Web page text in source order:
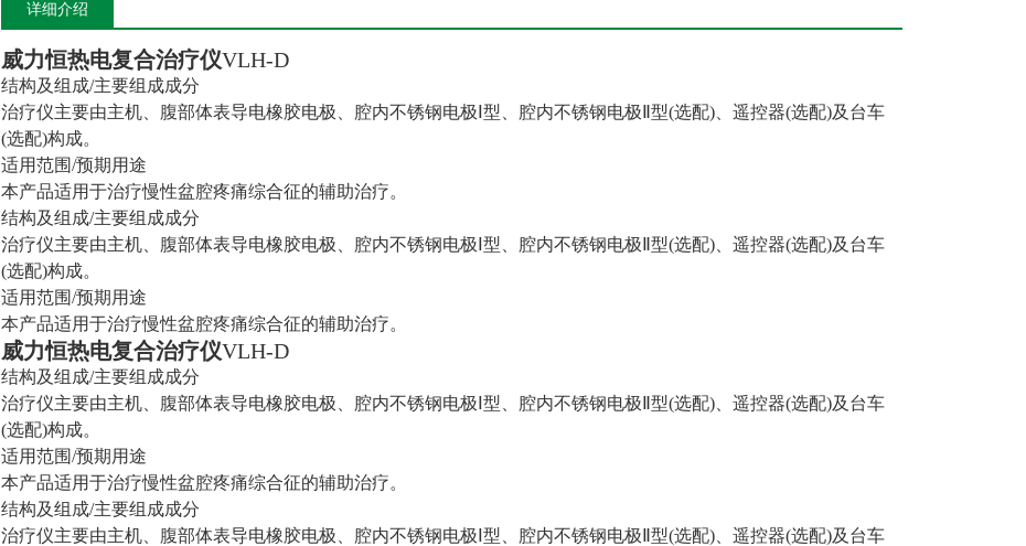
详细介绍
威力恒热电复合治疗仪VLH-D
结构及组成/主要组成成分
治疗仪主要由主机、腹部体表导电橡胶电极、腔内不锈钢电极Ⅰ型、腔内不锈钢电极Ⅱ型(选配)、遥控器(选配)及台车
(选配)构成。
适用范围/预期用途
本产品适用于治疗慢性盆腔疼痛综合征的辅助治疗。
结构及组成/主要组成成分
治疗仪主要由主机、腹部体表导电橡胶电极、腔内不锈钢电极Ⅰ型、腔内不锈钢电极Ⅱ型(选配)、遥控器(选配)及台车
(选配)构成。
适用范围/预期用途
本产品适用于治疗慢性盆腔疼痛综合征的辅助治疗。
威力恒热电复合治疗仪VLH-D
结构及组成/主要组成成分
治疗仪主要由主机、腹部体表导电橡胶电极、腔内不锈钢电极Ⅰ型、腔内不锈钢电极Ⅱ型(选配)、遥控器(选配)及台车
(选配)构成。
适用范围/预期用途
本产品适用于治疗慢性盆腔疼痛综合征的辅助治疗。
结构及组成/主要组成成分
治疗仪主要由主机、腹部体表导电橡胶电极、腔内不锈钢电极Ⅰ型、腔内不锈钢电极Ⅱ型(选配)、遥控器(选配)及台车